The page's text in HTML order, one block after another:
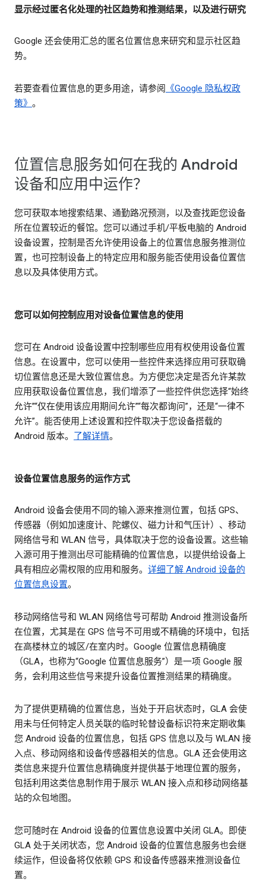
显示经过匿名化处理的社区趋势和推测结果，以及进行研究
Google 还会使用汇总的匿名位置信息来研究和显示社区趋
势。
若要查看位置信息的更多用途，请参阅 《Google 隐私权政
策》 。
位置信息服务如何在我的 Android
设备和应用中运作？
您可获取本地搜索结果、通勤路况预测，以及查找距您设备
所在位置较近的餐馆。您可以通过手机/平板电脑的 Android
设备设置，控制是否允许使用设备上的位置信息服务推测位
置，也可控制设备上的特定应用和服务能否使用设备位置信
息以及具体使用方式。
您可以如何控制应用对设备位置信息的使用
您可在 Android 设备设置中控制哪些应用有权使用设备位置
信息。在设置中，您可以使用一些控件来选择应用可获取确
切位置信息还是大致位置信息。为方便您决定是否允许某款
应用获取设备位置信息，我们增添了一些控件供您选择“始终
允许”“仅在使用该应用期间允许”“每次都询问”，还是“一律不
允许”。能否使用上述设置和控件取决于您设备搭载的
Android 版本。 了解详情。
设备位置信息服务的运作方式
Android 设备会使用不同的输入源来推测位置，包括 GPS、
传感器（例如加速度计、陀螺仪、磁力计和气压计）、移动
网络信号和 WLAN 信号，具体取决于您的设备设置。这些输
入源可用于推测出尽可能精确的位置信息，以提供给设备上
具有相应必需权限的应用和服务。 详细了解 Android 设备的
位置信息设置。
移动网络信号和 WLAN 网络信号可帮助 Android 推测设备所
在位置，尤其是在 GPS 信号不可用或不精确的环境中，包括
在高楼林立的城区/在室内时。Google 位置信息精确度
（GLA，也称为“Google 位置信息服务”）是一项 Google 服
务，会利用这些信号来提升设备位置推测结果的精确度。
为了提供更精确的位置信息，当处于开启状态时，GLA 会使
用未与任何特定人员关联的临时轮替设备标识符来定期收集
您 Android 设备的位置信息，包括 GPS 信息以及与 WLAN 接
入点、移动网络和设备传感器相关的信息。GLA 还会使用这
类信息来提升位置信息精确度并提供基于地理位置的服务，
包括利用这类信息制作用于展示 WLAN 接入点和移动网络基
站的众包地图。
您可随时在 Android 设备的位置信息设置中关闭 GLA。即使
GLA 处于关闭状态，您 Android 设备的位置信息服务也会继
续运作，但设备将仅依赖 GPS 和设备传感器来推测设备位
置。